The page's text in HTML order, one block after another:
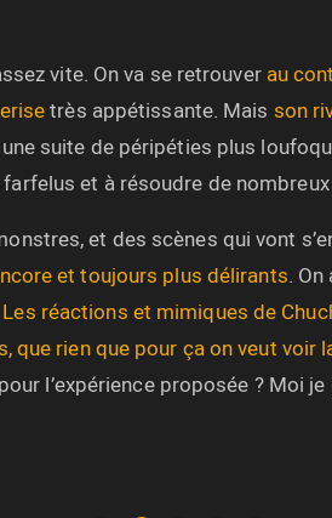
vite. On va se retrouver au
très appétissante. Mais son
suite de péripéties plus
et à résoudre de
et des scènes qui vont
et toujours plus délirants.
Les réactions et mimiques de
rien que pour ça on veut voir
l’expérience proposée ?